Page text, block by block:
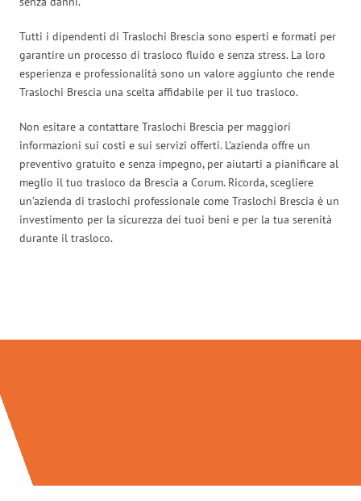
Tutti i dipendenti di Traslochi Brescia sono esperti e formati per
garantire un processo di trasloco fluido e senza stress. La loro
esperienza e professionalità sono un valore aggiunto che rende
Traslochi Brescia una scelta affidabile per il tuo trasloco.
Non esitare a contattare Traslochi Brescia per maggiori
informazioni sui costi e sui servizi offerti. L’azienda offre un
preventivo gratuito e senza impegno, per aiutarti a pianificare al
meglio il tuo trasloco da Brescia a Corum. Ricorda, scegliere
un’azienda di traslochi professionale come Traslochi Brescia è un
investimento per la sicurezza dei tuoi beni e per la tua serenità
durante il trasloco.